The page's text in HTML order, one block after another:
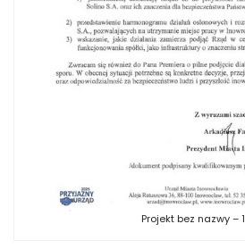
Projekt bez nazwy – 1